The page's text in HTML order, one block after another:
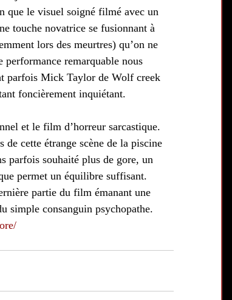
que le visuel soigné filmé avec un
touche novatrice se fusionnant à
lors des meurtres) qu’on ne
performance remarquable nous
parfois Mick Taylor de Wolf creek
foncièrement inquiétant.
et le film d’horreur sarcastique.
cette étrange scène de la piscine
parfois souhaité plus de gore, un
permet un équilibre suffisant.
partie du film émanant une
simple consanguin psychopathe.